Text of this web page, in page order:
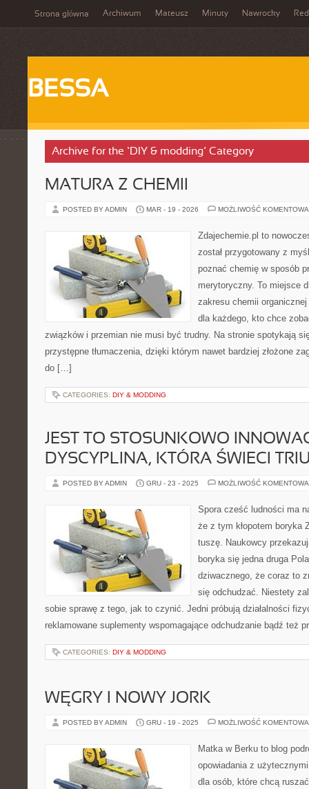
Strona główna Archiwum Mateusz Minuty Nawrocky
BESSA
Archive for the ‘DIY & modding’ Category
MATURA Z CHEMII
POSTED BY ADMIN MAR - 19 - 2026 MOŻLIWOŚĆ
Zdajechemie.pl to
został przygotowany z
poznać chemię w sposób
merytoryczny. To miejsce
zakresu chemii
dla każdego, kto chce
związków i przemian nie musi być trudny. Na stronie spotykają
przystępne tłumaczenia, dzięki którym nawet bardziej złożone
do […]
CATEGORIES: DIY & MODDING
JEST TO STOSUNKOWO
DYSCYPLINA, KTÓRA ŚWIECI
POSTED BY ADMIN GRU - 23 - 2025 MOŻLIWOŚĆ
Spora cześć ludności ma
że z tym kłopotem boryka
tuszę. Naukowcy
boryka się jedna druga
dziwacznego, że coraz to
się odchudzać. Niestety
sobie sprawę z tego, jak to czynić. Jedni próbują działalności
reklamowane suplementy wspomagające odchudzanie bądź też
CATEGORIES: DIY & MODDING
WĘGRY I NOWY JORK
POSTED BY ADMIN GRU - 19 - 2025 MOŻLIWOŚĆ
Matka w Berku to blog
opowiadania z
dla osób, które chcą